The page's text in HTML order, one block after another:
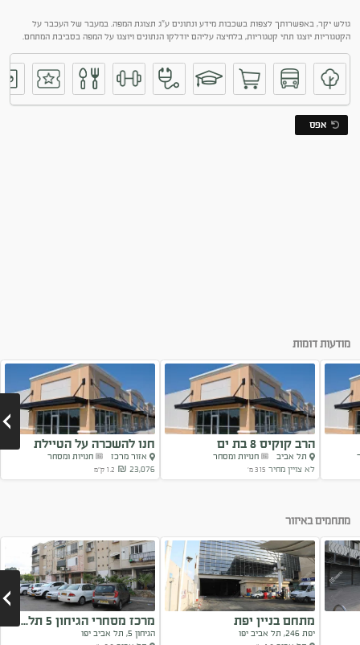
גולש יקר, באפשרותך לצפות בשכבות מידע ונתונים ע"ג תצוגת המפה. במעבר של העכבר על
הקטגוריות יוצגו תתי קטגוריות, בלחיצה עליהם יודלקו הנתונים ויוצגו על המפה בסביבת המתחם.
אפס
מודעות דומות
הרב קוקיס 8 בת ים
תל אביב
חנויות ומסחר
לא צויין מחיר 315 מ'
חנו להשכרה על הטיילת
בבת...
אזור מרכז
חנויות ומסחר
23,076 ₪
1.2 ק"מ
מתחמים באיזור
מתחם בניין יפת
יפת 246, תל אביב יפו
מרכז מסחרי הגיחון 5 תל...
הגיחון 5, תל אביב יפו